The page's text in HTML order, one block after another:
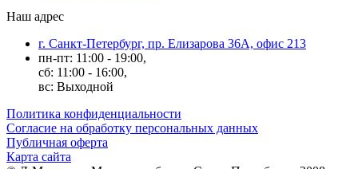
Наш адрес
г. Санкт-Петербург, пр. Елизарова 36А, офис 213
пн-пт: 11:00 - 19:00,
сб: 11:00 - 16:00,
вс: Выходной
Политика конфиденциальности
Согласие на обработку персональных данных
Публичная оферта
Карта сайта